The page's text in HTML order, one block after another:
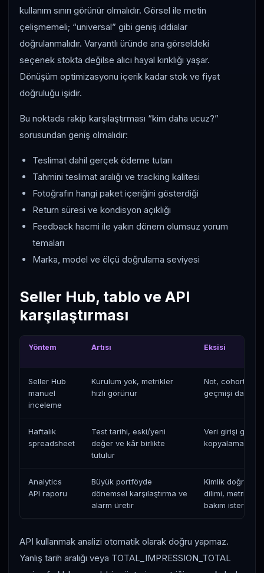
kullanım sınırı görünür olmalıdır. Görsel ile metin
çelişmemeli; “universal” gibi geniş iddialar
doğrulanmalıdır. Varyantlı üründe ana görseldeki
seçenek stokta değilse alıcı hayal kırıklığı yaşar.
Dönüşüm optimizasyonu içerik kadar stok ve fiyat
doğruluğu işidir.
Bu noktada rakip karşılaştırması “kim daha ucuz?”
sorusundan geniş olmalıdır:
Teslimat dahil gerçek ödeme tutarı
Tahmini teslimat aralığı ve tracking kalitesi
Fotoğrafın hangi paket içeriğini gösterdiği
Return süresi ve kondisyon açıklığı
Feedback hacmi ile yakın dönem olumsuz yorum
temaları
Marka, model ve ölçü doğrulama seviyesi
Seller Hub, tablo ve API
karşılaştırması
Yöntem Artısı Eksisi
Seller Hub
manuel
inceleme
Kurulum yok, metrikler
hızlı görünür
Not, cohort ve
geçmişi
Haftalık
spreadsheet
Test tarihi, eski/yeni
değer ve kâr birlikte
tutulur
Veri girişi
kopyalama
Analytics
API raporu
Büyük portföyde
dönemsel karşılaştırma ve
alarm üretir
Kimlik
dilimi, metric
bakım ister
API kullanmak analizi otomatik olarak doğru yapmaz.
Yanlış tarih aralığı veya TOTAL_IMPRESSION_TOTAL